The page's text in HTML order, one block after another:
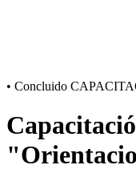
• Concluido